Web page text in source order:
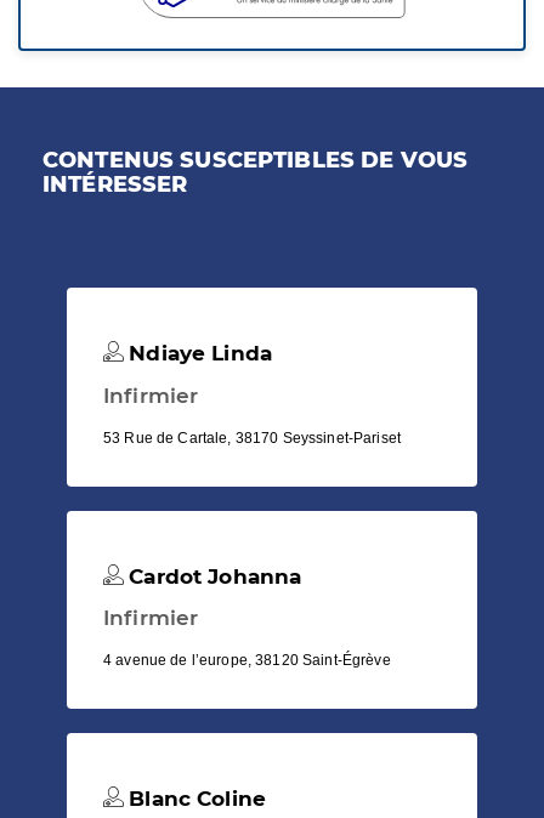
CONTENUS SUSCEPTIBLES DE VOUS
INTÉRESSER
Ndiaye Linda
Infirmier
53 Rue de Cartale, 38170 Seyssinet-Pariset
Cardot Johanna
Infirmier
4 avenue de l’europe, 38120 Saint-Égrève
Blanc Coline